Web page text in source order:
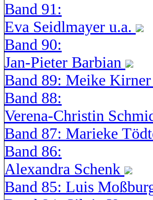
Band 91:
Eva Seidlmayer u.a.
Band 90:
Jan-Pieter Barbian
Band 89: Meike Kirner
Band 88:
Verena-Christin
Band 87: Marieke
Band 86:
Alexandra Schenk
Band 85: Luis